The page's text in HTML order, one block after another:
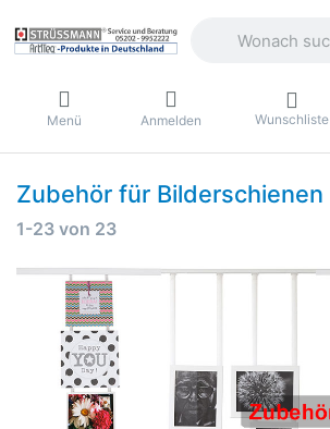
Menü Anmelden Wunschliste
Zubehör für Bilderschienen
Suchergebnisse:
1-23 von 23